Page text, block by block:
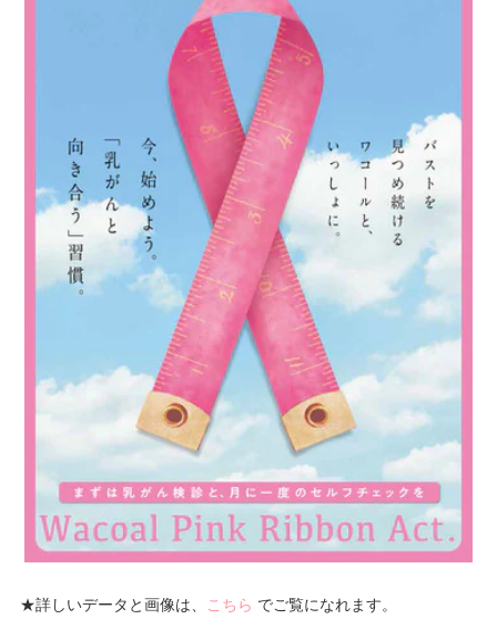
★詳しいデータと画像は、 こちら でご覧になれます。